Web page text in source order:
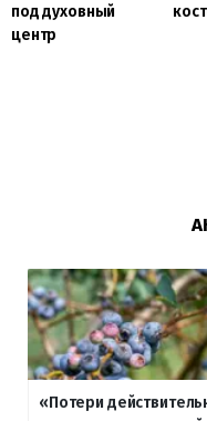
под духовный
центр
«Потери